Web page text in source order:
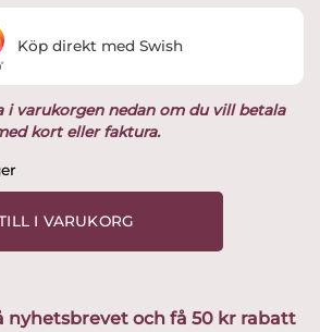
kr.3,999 kr.
i varukorgen nedan om du vill betala
kort eller faktura.
I VARUKORG
Köp direkt med Swish
nyhetsbrevet och få 50 kr rabatt